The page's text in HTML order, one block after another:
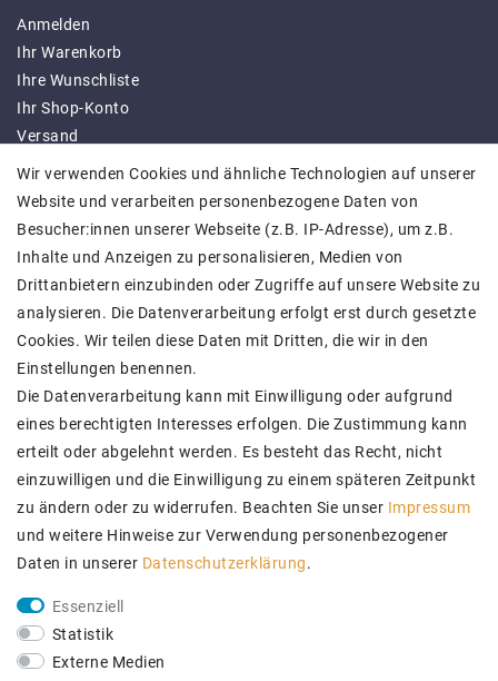
Anmelden
Ihr Warenkorb
Ihre Wunschliste
Ihr Shop-Konto
Versand
Impressum
Daten­schutz­erklärung
Barrierefreiheitserklärung
Kontakt
SICHER BEZAHLEN
Wir verwenden Cookies und ähnliche Technologien auf unserer
Website und verarbeiten personenbezogene Daten von
Besucher:innen unserer Webseite (z.B. IP-Adresse), um z.B.
Inhalte und Anzeigen zu personalisieren, Medien von
Drittanbietern einzubinden oder Zugriffe auf unsere Website zu
analysieren. Die Datenverarbeitung erfolgt erst durch gesetzte
Cookies. Wir teilen diese Daten mit Dritten, die wir in den
Einstellungen benennen.
Die Datenverarbeitung kann mit Einwilligung oder aufgrund
eines berechtigten Interesses erfolgen. Die Zustimmung kann
erteilt oder abgelehnt werden. Es besteht das Recht, nicht
einzuwilligen und die Einwilligung zu einem späteren Zeitpunkt
zu ändern oder zu widerrufen. Beachten Sie unser Impressum
und weitere Hinweise zur Verwendung personenbezogener
Daten in unserer Daten­schutz­erklärung.
Essenziell
Statistik
Externe Medien